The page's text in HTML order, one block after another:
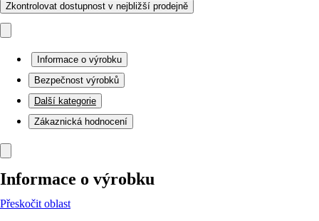
Zkontrolovat dostupnost v nejbližší prodejně
Informace o výrobku
Bezpečnost výrobků
Další kategorie
Zákaznická hodnocení
Informace o výrobku
Přeskočit oblast